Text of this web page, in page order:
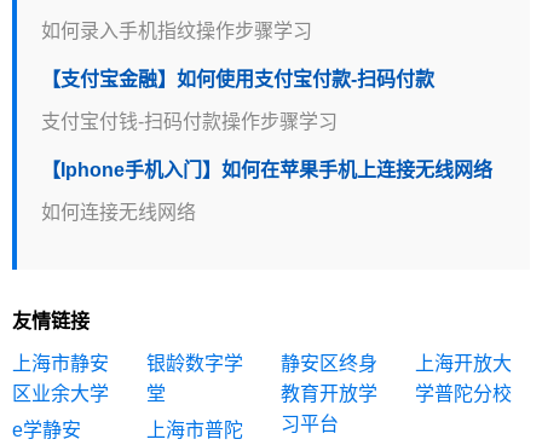
如何录入手机指纹操作步骤学习
【支付宝金融】如何使用支付宝付款-扫码付款
支付宝付钱-扫码付款操作步骤学习
【Iphone手机入门】如何在苹果手机上连接无线网络
如何连接无线网络
友情链接
上海市静安
区业余大学
e学静安
银龄数字学
堂
上海市普陀
静安区终身
教育开放学
习平台
上海开放大
学普陀分校